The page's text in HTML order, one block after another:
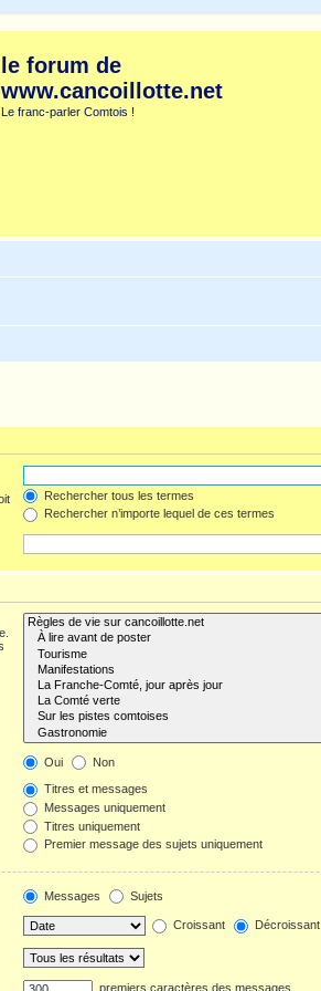
le forum de
www.cancoillotte.net
Le franc-parler Comtois !
Rechercher tous les termes
Rechercher n’importe lequel de ces termes
Oui Non
Titres et messages
Messages uniquement
Titres uniquement
Premier message des sujets uniquement
Messages Sujets
Croissant Décroissant
premiers caractères des messages